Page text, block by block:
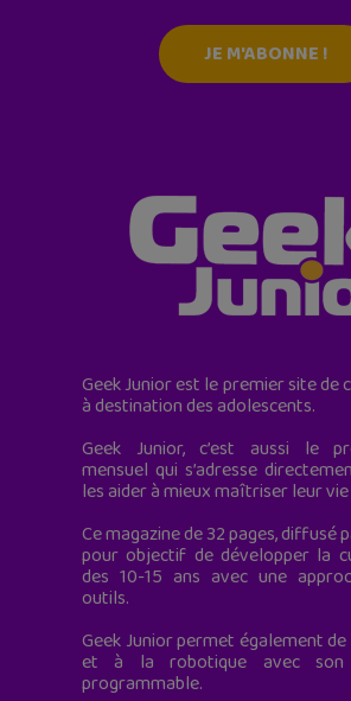
JE M'ABONNE !
Geek Junior est le premier site de
à destination des adolescents.
Geek Junior, c’est aussi le
mensuel qui s’adresse
les aider à mieux maîtriser leur
Ce magazine de 32 pages, diffusé
pour objectif de développer la
des 10-15 ans avec une
outils.
Geek Junior permet également
et à la robotique avec son
programmable.